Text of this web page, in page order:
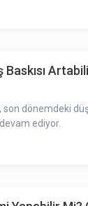
Baskısı
dönemdeki
ediyor.